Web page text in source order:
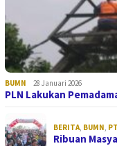
BUMN 28 Januari 2026
PLN Lakukan
BERITA BUMN
Ribuan